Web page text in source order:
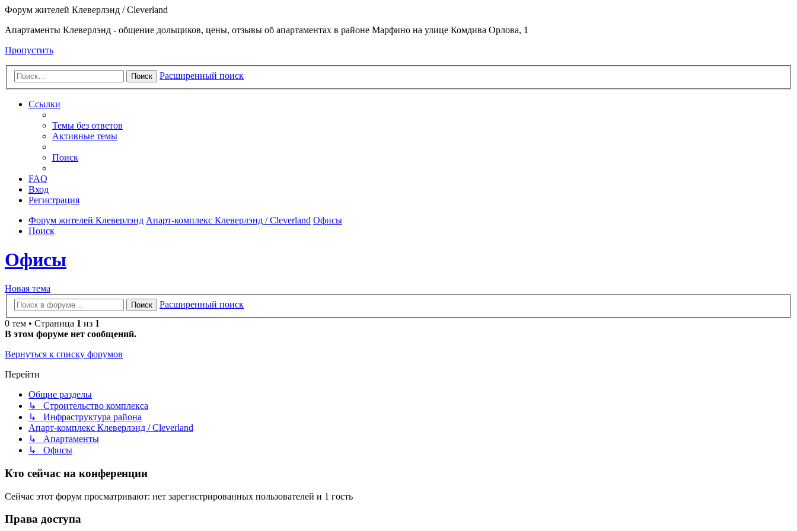
Форум жителей Клеверлэнд / Cleverland
Апартаменты Клеверлэнд - общение дольщиков, цены, отзывы об апартаментах в районе Марфино на улице Комдива Орлова, 1
Пропустить
Поиск Расширенный поиск
Ссылки
Темы без ответов
Активные темы
Поиск
FAQ
Вход
Регистрация
Форум жителей Клеверлэнд Апарт-комплекс Клеверлэнд / Cleverland Офисы
Поиск
Офисы
Новая тема
Поиск
Расширенный поиск
0 тем • Страница 1 из 1
В этом форуме нет сообщений.
Вернуться к списку форумов
Перейти
Общие разделы
↳ Строительство комплекса
↳ Инфраструктура района
Апарт-комплекс Клеверлэнд / Cleverland
↳ Апартаменты
↳ Офисы
Кто сейчас на конференции
Сейчас этот форум просматривают: нет зарегистрированных пользователей и 1 гость
Права доступа